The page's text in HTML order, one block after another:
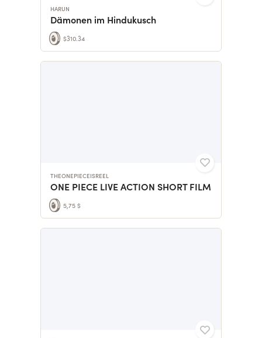
HARUN
Dämonen im Hindukusch
$310.34
THEONEPIECEISREEL
ONE PIECE LIVE ACTION SHORT FILM
5,75 $